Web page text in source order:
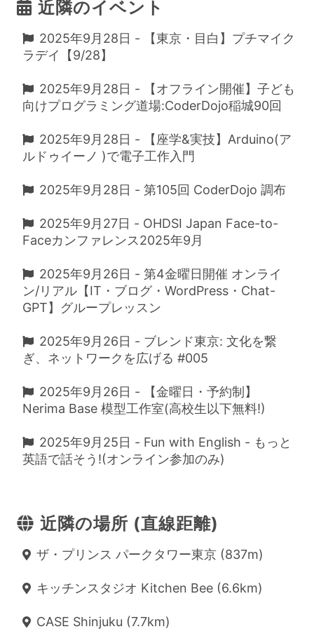
近隣のイベント
2025年9月28日 - 【東京・目白】プチマイク
ラデイ【9/28】
2025年9月28日 - 【オフライン開催】子ども
向けプログラミング道場:CoderDojo稲城90回
2025年9月28日 - 【座学&実技】Arduino(ア
ルドゥイーノ )で電子工作入門
2025年9月28日 - 第105回 CoderDojo 調布
2025年9月27日 - OHDSI Japan Face-to-
Faceカンファレンス2025年9月
2025年9月26日 - 第4金曜日開催 オンライ
ン/リアル【IT・ブログ・WordPress・Chat-
GPT】グループレッスン
2025年9月26日 - ブレンド東京: 文化を繋
ぎ、ネットワークを広げる #005
2025年9月26日 - 【金曜日・予約制】
Nerima Base 模型工作室(高校生以下無料!)
2025年9月25日 - Fun with English - もっと
英語で話そう!(オンライン参加のみ)
近隣の場所 (直線距離)
ザ・プリンス パークタワー東京 (837m)
キッチンスタジオ Kitchen Bee (6.6km)
CASE Shinjuku (7.7km)